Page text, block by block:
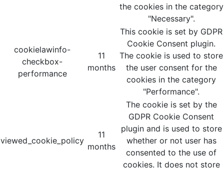
the cookies in the category
"Necessary".
cookielawinfo-
checkbox-
performance
11
months
This cookie is set by GDPR
Cookie Consent plugin.
The cookie is used to store
the user consent for the
cookies in the category
"Performance".
viewed_cookie_policy
11
months
The cookie is set by the
GDPR Cookie Consent
plugin and is used to store
whether or not user has
consented to the use of
cookies. It does not store